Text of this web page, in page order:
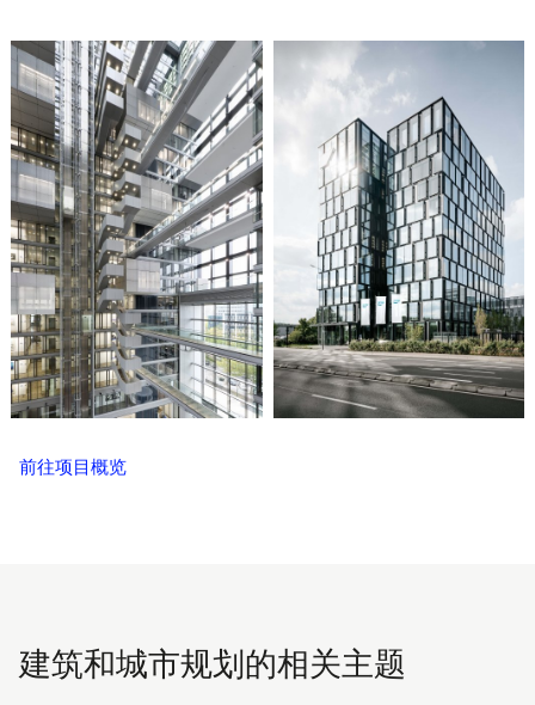
前往项目概览
建筑和城市规划的相关主题